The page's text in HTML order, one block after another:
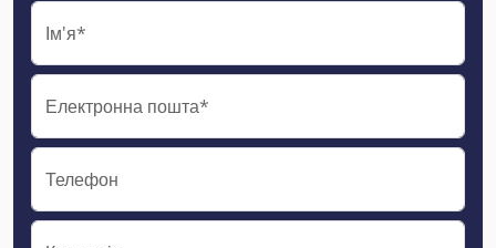
Ім'я*
Електронна пошта*
Телефон